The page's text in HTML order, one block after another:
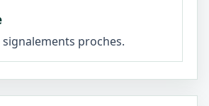
proches.